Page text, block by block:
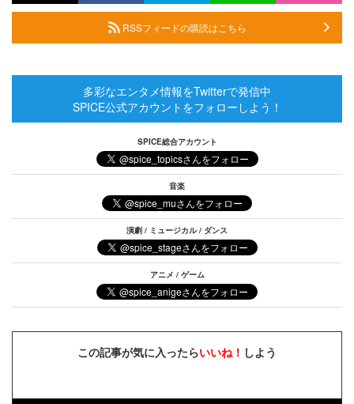
RSSフィードの購読はこちら
多彩なエンタメ情報をTwitterで発信中
SPICE公式アカウントをフォローしよう！
SPICE総合アカウント
音楽
演劇 / ミュージカル / ダンス
アニメ / ゲーム
この記事が気に入ったらいいね！ しよう